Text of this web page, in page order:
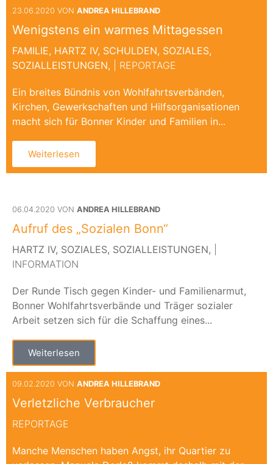
23.06.2020 VON ANDREA HILLEBRAND
Wenigstens ein warmes Mittagessen
FAMILIE, HARTZ IV, SCHULDEN, SOZIALES,
SOZIALLEISTUNGEN,
| REPORTAGE
Ein breites Bündnis von Wohlfahrtsverbänden,
Kirchen, Gewerkschaften und Hilfsorganisationen
macht sich für Bonner Kinder und Familien in...
Weiterlesen
06.04.2020 VON ANDREA HILLEBRAND
Aufruf des „Sozialen Bonn“
HARTZ IV, SOZIALES, SOZIALLEISTUNGEN,
INFORMATION
Der Runde Tisch gegen Kinder- und Familienarmut,
Bonner Wohlfahrtsverbände und Träger sozialer
Arbeit setzen sich für die Schaffung eines...
Weiterlesen
09.02.2020 VON ANDREA HILLEBRAND
Verletzliche Verbraucher
REPORTAGE
Manche Menschen haben Angst, ihr Quartier zu